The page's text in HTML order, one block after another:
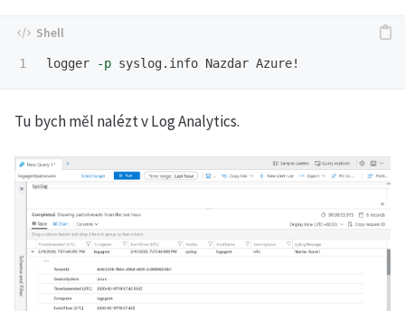
logger -p
Tu bych měl nalézt v Log Analytics.